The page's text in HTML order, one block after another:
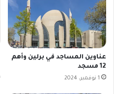
عناوين المساجد في برلين وأهم
12 مسجد
1 نوفمبر، 2024